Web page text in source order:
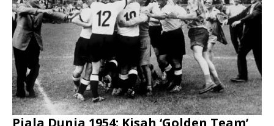
Piala Dunia 1954: Kisah ‘Golden Team’